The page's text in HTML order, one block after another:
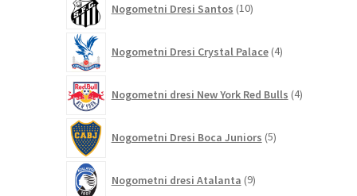
Nogometni Dresi Santos 10izdelkov
Nogometni Dresi Crystal Palace 4izdelki
Nogometni dresi New York Red Bulls 4izdelki
Nogometni Dresi Boca Juniors 5izdelkov
Nogometni dresi Atalanta 9izdelkov